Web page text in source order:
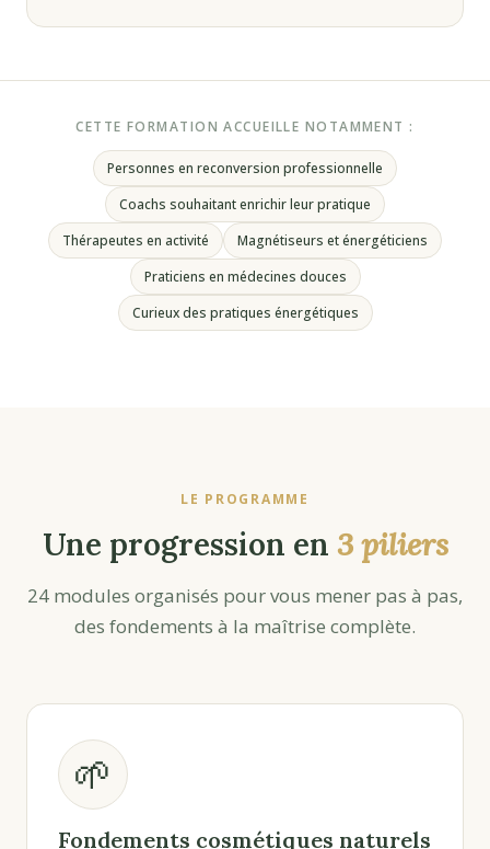
CETTE FORMATION ACCUEILLE NOTAMMENT :
Personnes en reconversion professionnelle
Coachs souhaitant enrichir leur pratique
Thérapeutes en activité
Magnétiseurs et énergéticiens
Praticiens en médecines douces
Curieux des pratiques énergétiques
LE PROGRAMME
Une progression en 3 piliers
24 modules organisés pour vous mener pas à pas,
des fondements à la maîtrise complète.
🌱
Fondements cosmétiques naturels